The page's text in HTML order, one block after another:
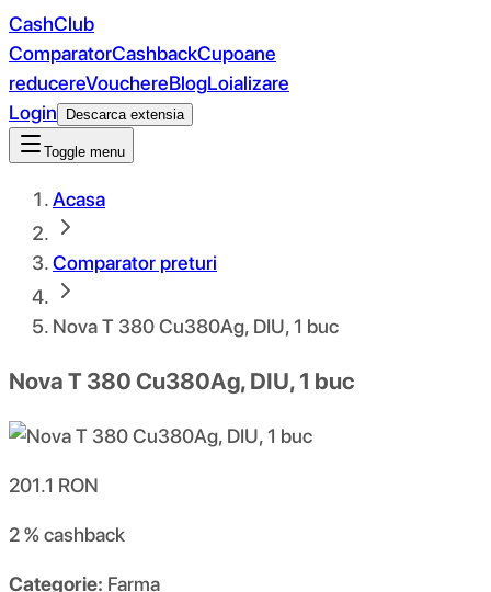
CashClub
ComparatorCashbackCupoane
reducereVouchereBlogLoializare
Login
Descarca extensia
Toggle menu
Acasa
Comparator preturi
Nova T 380 Cu380Ag, DIU, 1 buc
Nova T 380 Cu380Ag, DIU, 1 buc
201.1 RON
2 %cashback
Categorie: Farma